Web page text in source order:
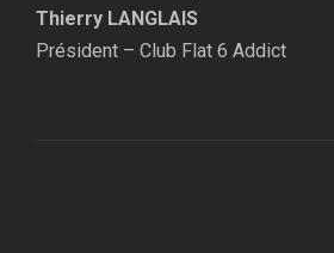
Thierry LANGLAIS
Président – Club Flat 6 Addict